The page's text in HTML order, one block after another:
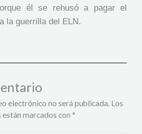
él se rehusó a pagar el
la guerrilla del ELN.
electrónico no será publicada. Los
marcados con *